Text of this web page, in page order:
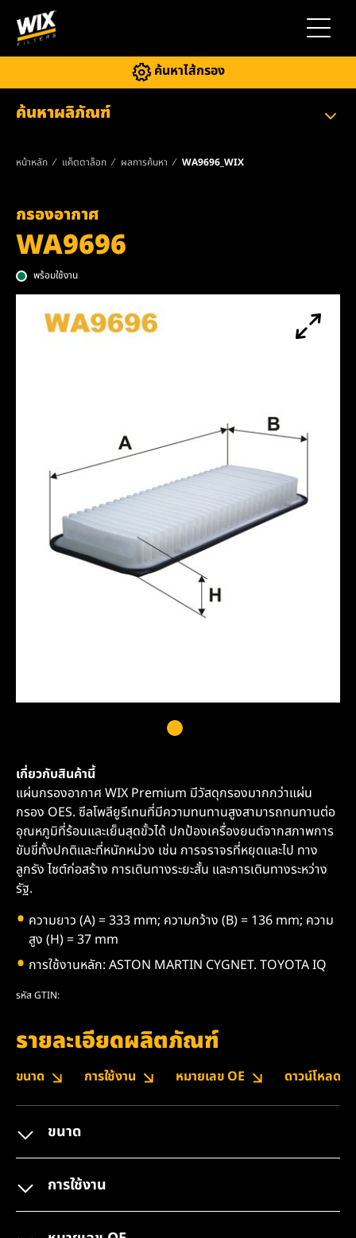
สลับการ
ค้นหาไส้กรอง
ค้นหาผลิภัณฑ์
หน้าหลัก แค็ตตาล็อก ผลการค้นหา WA9696_WIX
กรองอากาศ
WA9696
พร้อมใช้งาน
เกี่ยวกับสินค้านี้
แผ่นกรองอากาศ WIX Premium มีวัสดุกรองมากกว่าแผ่น
กรอง OES. ซีลโพลียูรีเทนที่มีความทนทานสูงสามารถทนทานต่อ
อุณหภูมิที่ร้อนและเย็นสุดขั้วได้ ปกป้องเครื่องยนต์จากสภาพการ
ขับขี่ทั้งปกติและที่หนักหน่วง เช่น การจราจรที่หยุดและไป ทาง
ลูกรัง ไซต์ก่อสร้าง การเดินทางระยะสั้น และการเดินทางระหว่าง
รัฐ.
ความยาว (A) = 333 mm; ความกว้าง (B) = 136 mm; ความ
สูง (H) = 37 mm
การใช้งานหลัก: ASTON MARTIN CYGNET. TOYOTA IQ
รหัส GTIN:
รายละเอียดผลิตภัณฑ์
ขนาด การใช้งาน หมายเลข OE ดาวน์โหลด
ขนาด
การใช้งาน